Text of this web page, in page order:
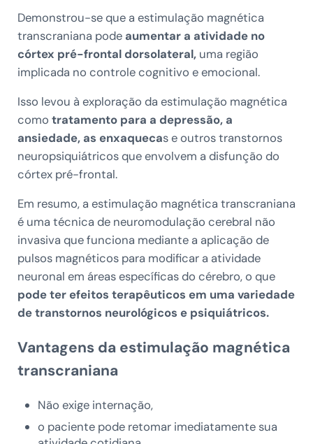
Demonstrou-se que a estimulação magnética
transcraniana pode aumentar a atividade no
córtex pré-frontal dorsolateral,uma região
implicada no controle cognitivo e emocional.
Isso levou à exploração da estimulação magnética
como tratamento para a depressão, a
ansiedade, as enxaquecas e outros transtornos
neuropsiquiátricos que envolvem a disfunção do
córtex pré-frontal.
Em resumo, a estimulação magnética transcraniana
é uma técnica de neuromodulação cerebral não
invasiva que funciona mediante a aplicação de
pulsos magnéticos para modificar a atividade
neuronal em áreas específicas do cérebro, o que
pode ter efeitos terapêuticos em uma variedade
de transtornos neurológicos e psiquiátricos.
Vantagens da estimulação magnética
transcraniana
Não exige internação,
o paciente pode retomar imediatamente sua